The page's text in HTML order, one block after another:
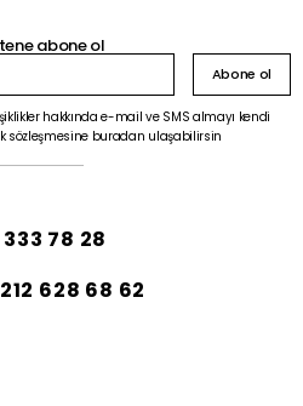
abone ol
Abone ol
hakkında e-mail ve SMS almayı kendi
sözleşmesine buradan ulaşabilirsin
78 28
628 68 62